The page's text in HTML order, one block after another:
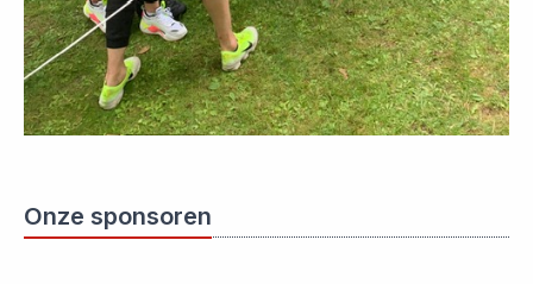
Onze sponsoren